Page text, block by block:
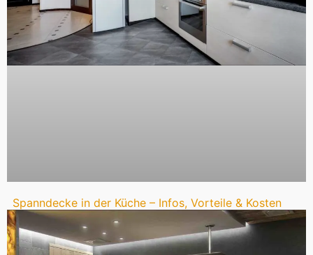
Spanndecke in der Küche – Infos, Vorteile & Kosten